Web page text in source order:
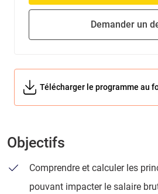
Demander un
Télécharger le programme au
Objectifs
Comprendre et calculer les
pouvant impacter le salaire